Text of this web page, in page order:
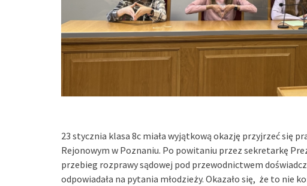
23 stycznia klasa 8c miała wyjątkową okazję przyjrzeć się
Rejonowym w Poznaniu. Po powitaniu przez sekretarkę
przebieg rozprawy sądowej pod przewodnictwem
odpowiadała na pytania młodzieży. Okazało się, że to nie